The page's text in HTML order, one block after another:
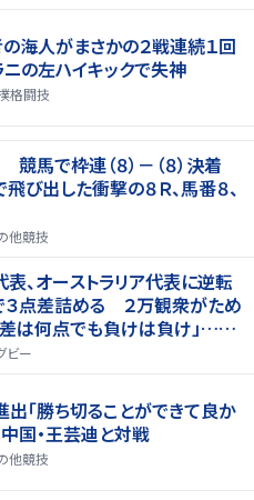
の海人がまさかの２戦連続１回
ニの左ハイキックで失神
格闘技
馬で枠連（８）－（８）決着
び出した衝撃の８Ｒ、馬番８、
他競技
表、オーストラリア代表に逆転
点差詰める ２万観衆がため
は何点でも負けは負け」…前
制トライ、３２ー３５で惜敗
ビー
「勝ち切ることができて良か
国・王芸迪と対戦
他競技